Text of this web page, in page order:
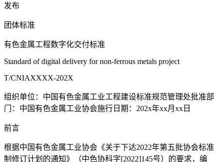
发布
团体标准
有色金属工程数字化交付标准
Standard of digital delivery for non-ferrous metals project
T/CNIAXXXX-202X
组织单位：中国有色金属工业工程建设标准规范管理处批准部
门：中国有色金属工业协会施行日期：202x年xx月xx日
前言
根据中国有色金属工业协会《关于下达2022年第五批协会标准
制修订计划的通知》（中色协科字[2022]145号）的要求，编